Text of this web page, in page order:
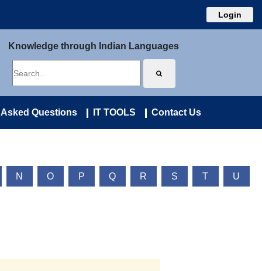
Login
Knowledge through Indian Languages
Questions IT TOOLS Contact Us
N O P Q R S T U